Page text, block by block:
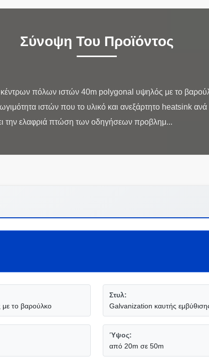
Σύνοψη Του Προϊόντος
πόλων ιστών 40m polygonal υψηλός με το
ιστών που το υλικό και ανεξάρτητο heatsink ανά
το βαρούλκο
Στυλ:
Galvanization καυτής
Ύψος:
από 20m σε 50m